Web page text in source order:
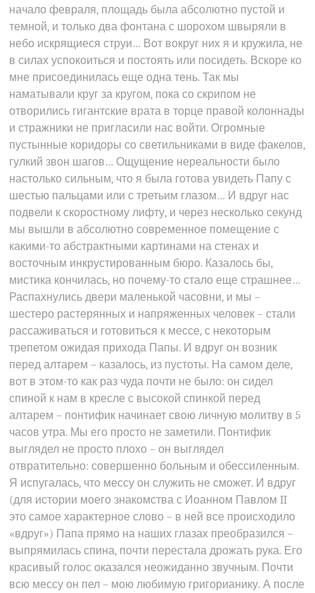
начало февраля, площадь была абсолютно пустой и
темной, и только два фонтана с шорохом швыряли в
небо искрящиеся струи… Вот вокруг них я и кружила, не
в силах успокоиться и постоять или посидеть. Вскоре ко
мне присоединилась еще одна тень. Так мы
наматывали круг за кругом, пока со скрипом не
отворились гигантские врата в торце правой колоннады
и стражники не пригласили нас войти. Огромные
пустынные коридоры со светильниками в виде факелов,
гулкий звон шагов… Ощущение нереальности было
настолько сильным, что я была готова увидеть Папу с
шестью пальцами или с третьим глазом… И вдруг нас
подвели к скоростному лифту, и через несколько секунд
мы вышли в абсолютно современное помещение с
какими-то абстрактными картинами на стенах и
восточным инкрустированным бюро. Казалось бы,
мистика кончилась, но почему-то стало еще страшнее…
Распахнулись двери маленькой часовни, и мы –
шестеро растерянных и напряженных человек – стали
рассаживаться и готовиться к мессе, с некоторым
трепетом ожидая прихода Папы. И вдруг он возник
перед алтарем – казалось, из пустоты. На самом деле,
вот в этом-то как раз чуда почти не было: он сидел
спиной к нам в кресле с высокой спинкой перед
алтарем – понтифик начинает свою личную молитву в 5
часов утра. Мы его просто не заметили. Понтифик
выглядел не просто плохо – он выглядел
отвратительно: совершенно больным и обессиленным.
Я испугалась, что мессу он служить не сможет. И вдруг
(для истории моего знакомства с Иоанном Павлом II
это самое характерное слово – в ней все происходило
«вдруг») Папа прямо на наших глазах преобразился –
выпрямилась спина, почти перестала дрожать рука. Его
красивый голос оказался неожиданно звучным. Почти
всю мессу он пел – мою любимую григорианику. А после